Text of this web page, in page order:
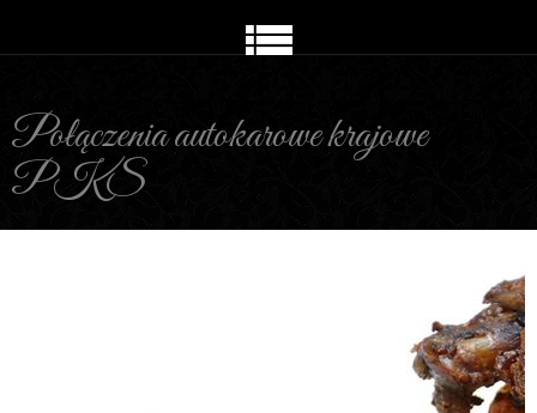
Połączenia autokarowe krajowe
PKS